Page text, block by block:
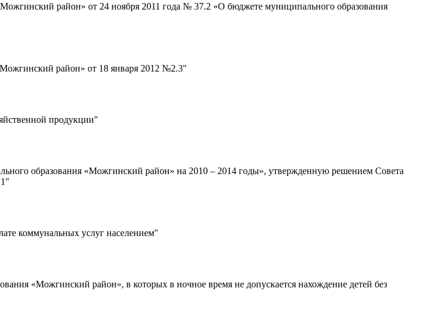
район» от 24 ноября 2011 года № 37.2 «О бюджете муниципального образования
район» от 18 января 2012 №2.3"
продукции"
образования «Можгинский район» на 2010 – 2014 годы», утвержденную решением Совета
коммунальных услуг населением"
«Можгинский район», в которых в ночное время не допускается нахождение детей без